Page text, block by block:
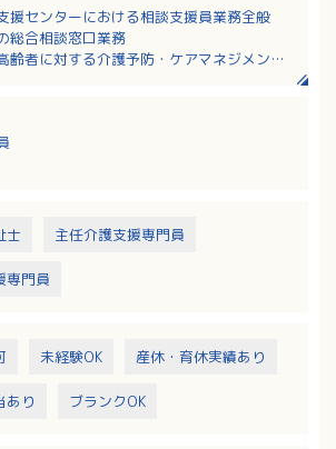
援センターにおける相談支援員業務全般
総合相談窓口業務
齢者に対する介護予防・ケアマネジメント
）
士 主任介護支援専門員
専門員
未経験OK 産休・育休実績あり
あり ブランクOK